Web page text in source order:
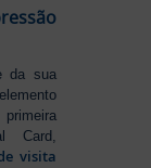
da sua
Card,
visita